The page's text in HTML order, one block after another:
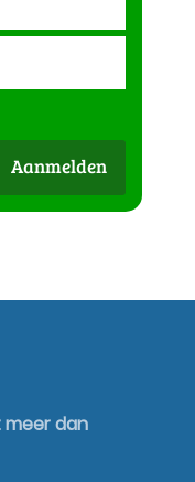
Aanmelden
meer dan